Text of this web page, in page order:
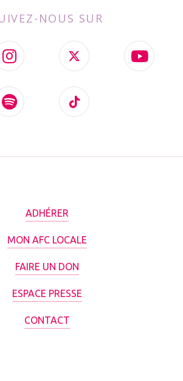
NOUS SUR
ADHÉRER
MON AFC LOCALE
FAIRE UN DON
ESPACE PRESSE
CONTACT